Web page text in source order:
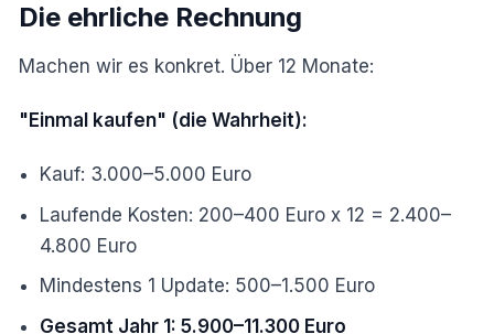
Die ehrliche Rechnung
Machen wir es konkret. Über 12 Monate:
"Einmal kaufen" (die Wahrheit):
Kauf: 3.000–5.000 Euro
Laufende Kosten: 200–400 Euro x 12 = 2.400–
4.800 Euro
Mindestens 1 Update: 500–1.500 Euro
Gesamt Jahr 1: 5.900–11.300 Euro